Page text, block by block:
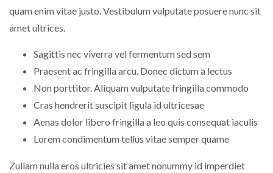
quam enim vitae justo. Vestibulum vulputate posuere nunc sit
amet ultrices.
Sagittis nec viverra vel fermentum sed sem
Praesent ac fringilla arcu. Donec dictum a lectus
Non porttitor. Aliquam vulputate fringilla commodo
Cras hendrerit suscipit ligula id ultricesae
Aenas dolor libero fringilla a leo quis consequat iaculis
Lorem condimentum tellus vitae semper quame
Zullam nulla eros ultricies sit amet nonummy id imperdiet